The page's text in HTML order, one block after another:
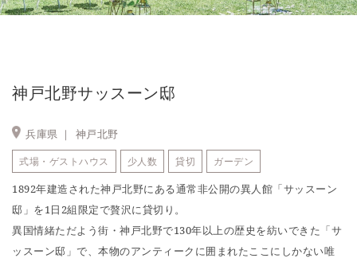
神戸北野サッスーン邸
兵庫県 ｜ 神戸北野
式場・ゲストハウス 少人数 貸切 ガーデン
1892年建造された神戸北野にある通常非公開の異人館「サッスーン
邸」を1日2組限定で贅沢に貸切り。
異国情緒ただよう街・神戸北野で130年以上の歴史を紡いできた「サ
ッスーン邸」で、本物のアンティークに囲まれたここにしかない唯